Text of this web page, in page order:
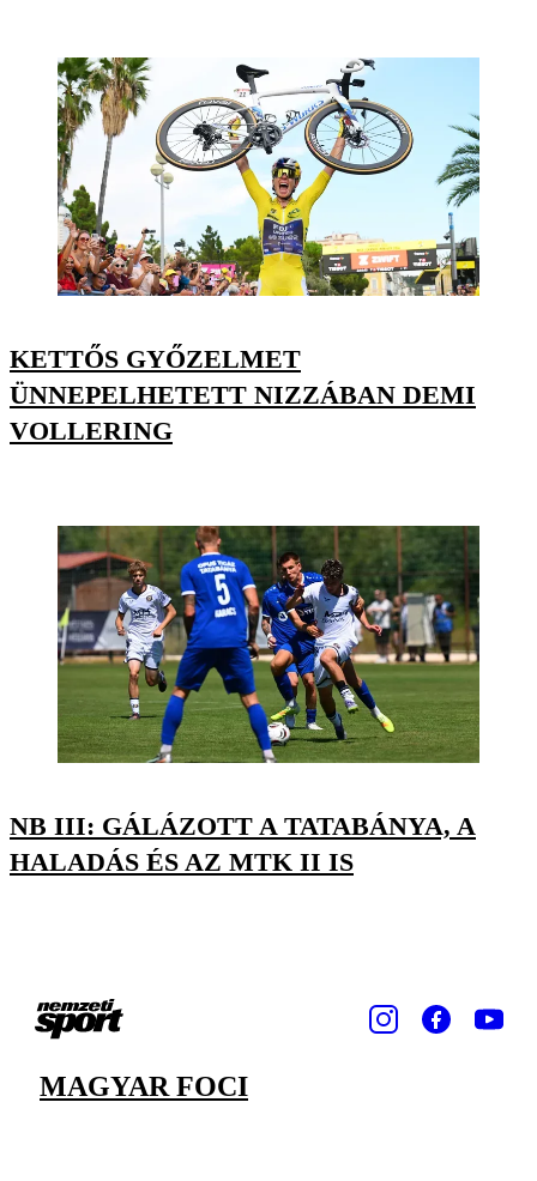
KETTŐS GYŐZELMET
ÜNNEPELHETETT NIZZÁBAN DEMI
VOLLERING
NB III: GÁLÁZOTT A TATABÁNYA, A
HALADÁS ÉS AZ MTK II IS
MAGYAR FOCI